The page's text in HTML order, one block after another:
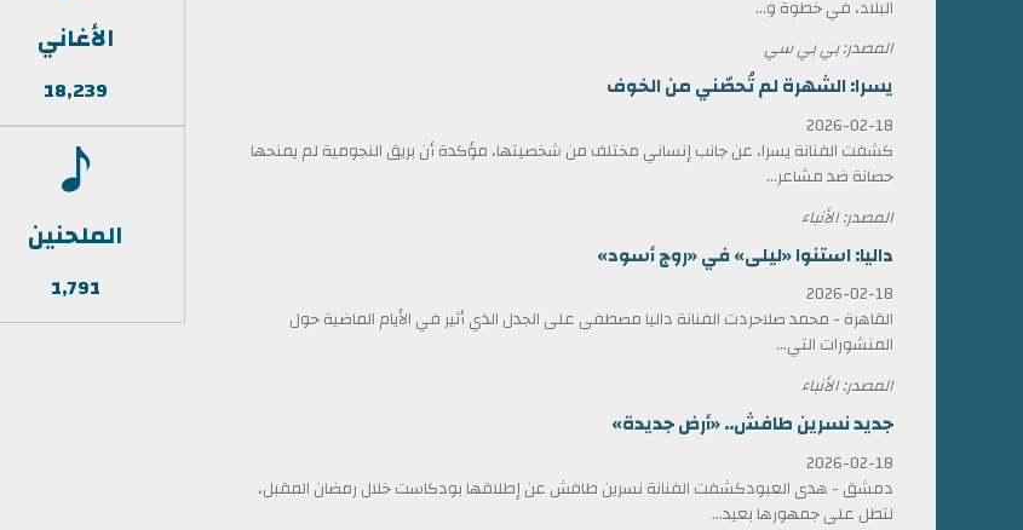
البلاد، في خطوة و...
المصدر: بي بي سي
يسرا: الشهرة لم تُحصّني من الخوف
2026-02-18
كشفت الفنانة يسرا، عن جانب إنساني مختلف من شخصيتها، مؤكدة أن بريق النجومية لم يمنحها
حصانة ضد مشاعر...
المصدر: الأنباء
داليا: استنوا «ليلى» في «روج أسود»
2026-02-18
القاهرة - محمد صلاحردت الفنانة داليا مصطفى على الجدل الذي أثير في الأيام الماضية حول
المنشورات التي...
المصدر: الأنباء
جديد نسرين طافش.. «أرض جديدة»
2026-02-18
دمشق - هدى العبودكشفت الفنانة نسرين طافش عن إطلاقها بودكاست خلال رمضان المقبل،
لتطل على جمهورها بعيد...
الأغاني
18,239
الملحنين
1,791